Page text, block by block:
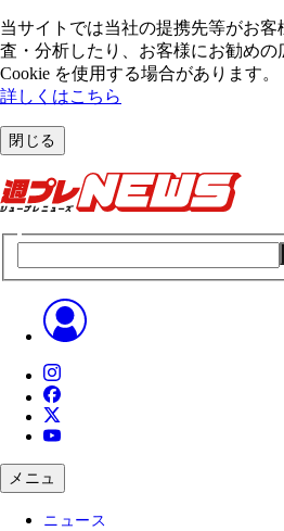
当サイトでは当社の提携先等がお客
査・分析したり、お客様にお勧め
Cookie を使⽤する場合があります。
詳しくはこちら
閉じる
メニュ
ニュース